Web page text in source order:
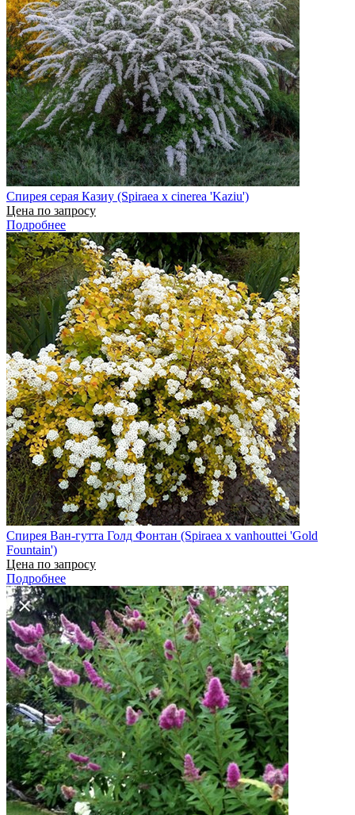
Спирея серая Казиу (Spiraea x cinerea 'Kaziu')
Цена по запросу
Подробнее
Спирея Ван-гутта Голд Фонтан (Spiraea x vanhouttei 'Gold
Fountain')
Цена по запросу
Подробнее